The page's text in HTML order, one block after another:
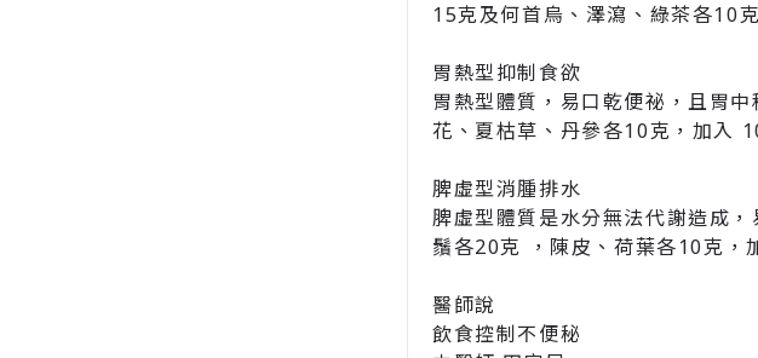
15克及何首烏、澤瀉、綠茶各10
胃熱型抑制食欲
胃熱型體質，易口乾便祕，且胃
花、夏枯草、丹參各10克，加入
脾虛型消腫排水
脾虛型體質是水分無法代謝造成
鬚各20克 ，陳皮、荷葉各10克，
醫師說
飲食控制不便秘